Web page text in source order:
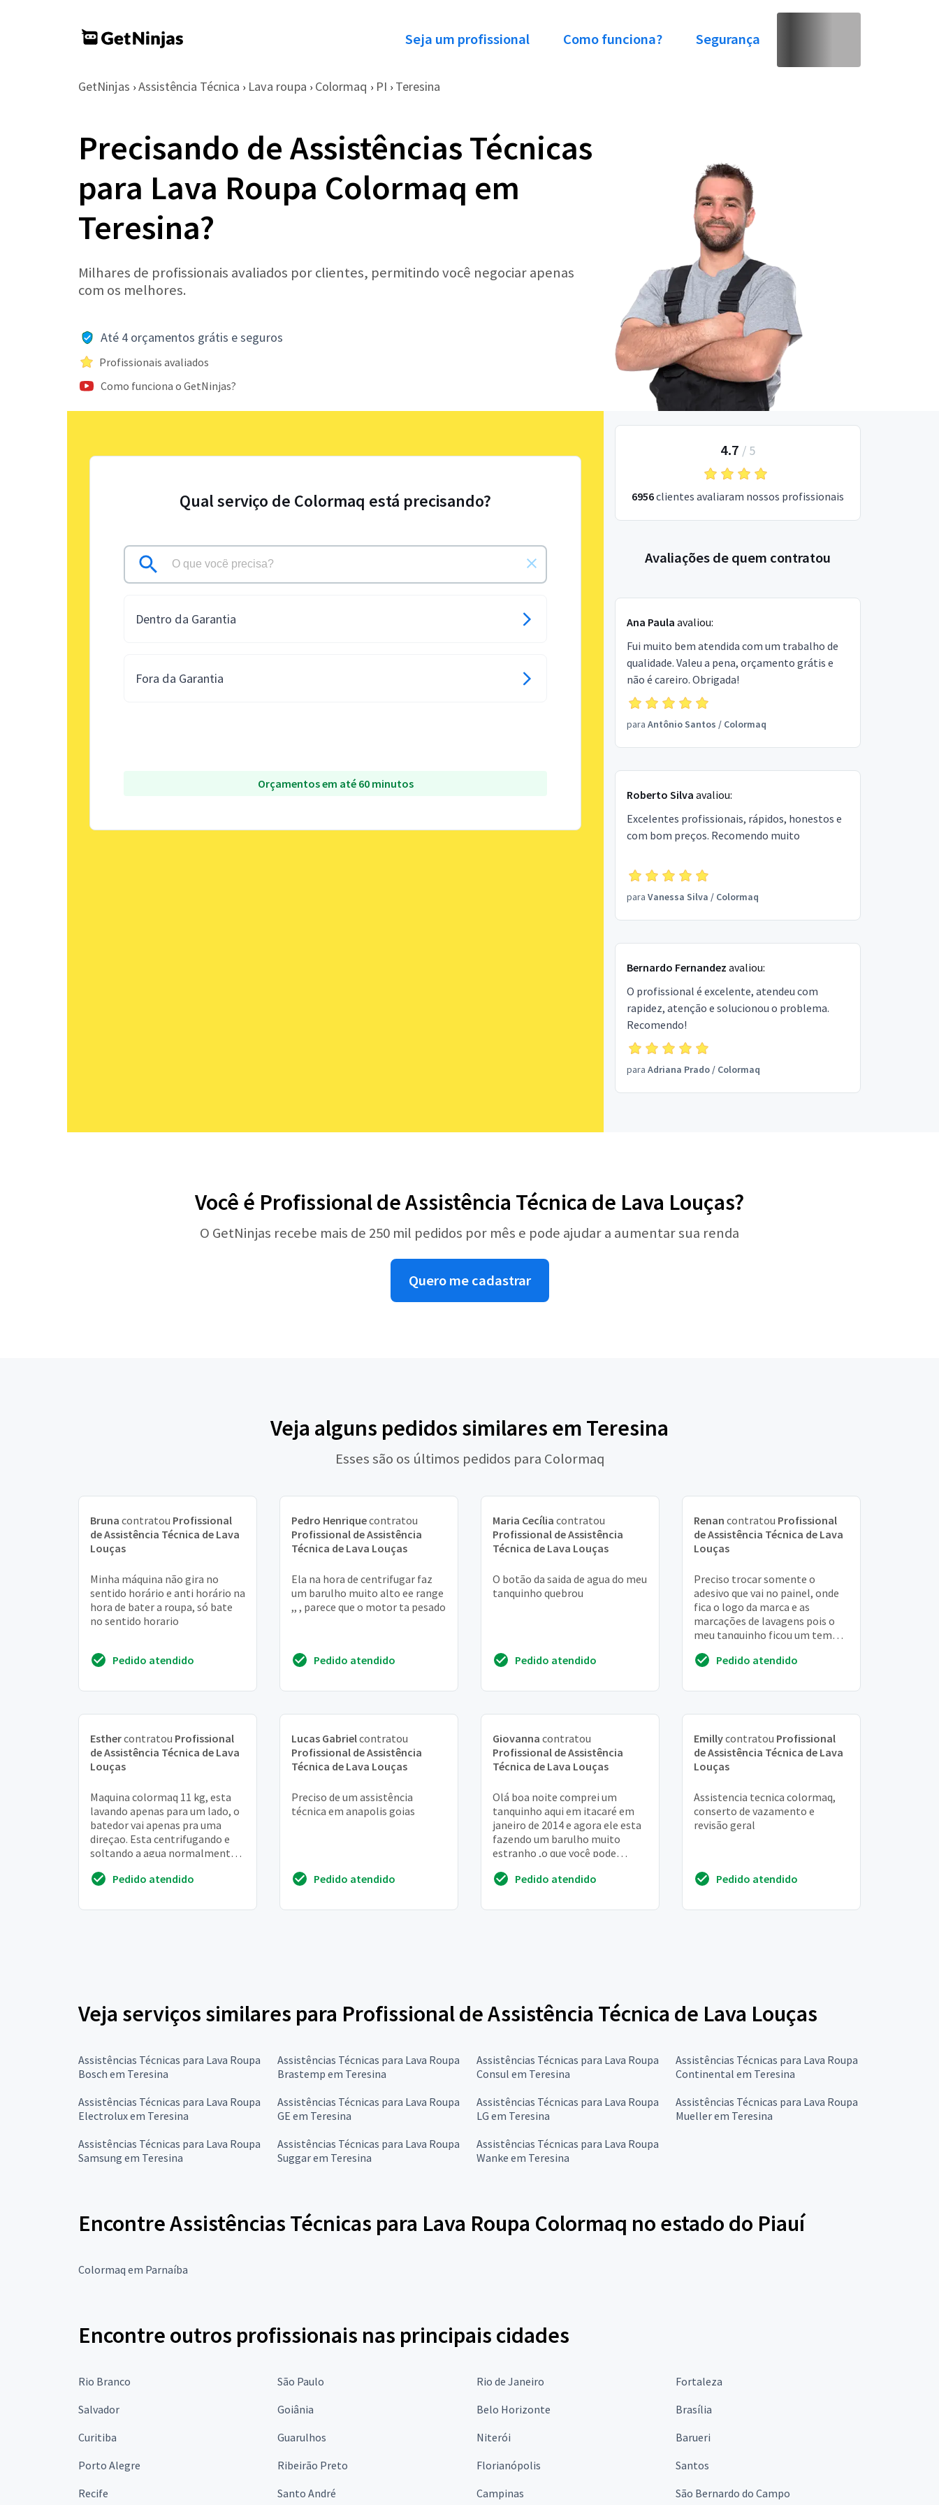
Seja um profissional Como funciona? Segurança
GetNinjas › Assistência Técnica › Lava roupa › Colormaq › PI › Teresina
Precisando de Assistências Técnicas
para Lava Roupa Colormaq em
Teresina?
Milhares de profissionais avaliados por clientes, permitindo você negociar apenas
com os melhores.
Até 4 orçamentos grátis e seguros
Profissionais avaliados
Como funciona o GetNinjas?
Qual serviço de Colormaq está precisando?
Dentro da Garantia
Fora da Garantia
Orçamentos em até 60 minutos
4.7 / 5
6956clientes avaliaram nossos profissionais
Avaliações de quem contratou
Ana Paula avaliou:
Fui muito bem atendida com um trabalho de
qualidade. Valeu a pena, orçamento grátis e
não é careiro. Obrigada!
para Antônio Santos / Colormaq
Roberto Silva avaliou:
Excelentes profissionais, rápidos, honestos e
com bom preços. Recomendo muito
para Vanessa Silva / Colormaq
Bernardo Fernandez avaliou:
O profissional é excelente, atendeu com
rapidez, atenção e solucionou o problema.
Recomendo!
para Adriana Prado/ Colormaq
Você é Profissional de Assistência Técnica de Lava Louças?
O GetNinjas recebe mais de 250 mil pedidos por mês e pode ajudar a aumentar sua renda
Quero me cadastrar
Veja alguns pedidos similares em Teresina
Esses são os últimos pedidos para Colormaq
Bruna contratou Profissional
de Assistência Técnica de Lava
Louças
Minha máquina não gira no
sentido horário e anti horário na
hora de bater a roupa, só bate
no sentido horario
Pedido atendido
Pedro Henriquecontratou
Profissional de Assistência
Técnica de Lava Louças
Ela na hora de centrifugar faz
um barulho muito alto ee range
,, , parece que o motor ta pesado
Pedido atendido
Maria Cecília contratou
Profissional de Assistência
Técnica de Lava Louças
O botão da saida de agua do meu
tanquinho quebrou
Pedido atendido
Renan contratou Profissional
de Assistência Técnica de Lava
Louças
Preciso trocar somente o
adesivo que vai no painel, onde
fica o logo da marca e as
marcações de lavagens pois o
meu tanquinho ficou um tempo
quebrando nos cantos
Pedido atendido
Esthercontratou Profissional
de Assistência Técnica de Lava
Louças
Maquina colormaq 11 kg, esta
lavando apenas para um lado, o
batedor vai apenas pra uma
direçao. Esta centrifugando e
soltando a agua normalmente,
pra um la...
Pedido atendido
Lucas Gabrielcontratou
Profissional de Assistência
Técnica de Lava Louças
Preciso de um assistência
técnica em anapolis goias
Pedido atendido
Giovanna contratou
Profissional de Assistência
Técnica de Lava Louças
Olá boa noite comprei um
tanquinho aqui em itacaré em
janeiro de 2014 e agora ele esta
fazendo um barulho muito
estranho ,o que você pode
Pedido atendido
Emillycontratou Profissional
de Assistência Técnica de Lava
Louças
Assistencia tecnica colormaq,
conserto de vazamento e
revisão geral
Pedido atendido
Veja serviços similares para Profissional de Assistência Técnica de Lava Louças
Assistências Técnicas para Lava Roupa
Bosch em Teresina
Assistências Técnicas para Lava Roupa
Brastemp em Teresina
Assistências Técnicas para Lava Roupa
Consul em Teresina
Assistências Técnicas para Lava Roupa
Continental em Teresina
Assistências Técnicas para Lava Roupa
Electrolux em Teresina
Assistências Técnicas para Lava Roupa
GE em Teresina
Assistências Técnicas para Lava Roupa
LG em Teresina
Assistências Técnicas para Lava Roupa
Mueller em Teresina
Assistências Técnicas para Lava Roupa
Samsung em Teresina
Assistências Técnicas para Lava Roupa
Suggar em Teresina
Assistências Técnicas para Lava Roupa
Wanke em Teresina
Encontre Assistências Técnicas para Lava Roupa Colormaq no estado do Piauí
Colormaq em Parnaíba
Encontre outros profissionais nas principais cidades
Rio Branco São Paulo Rio de Janeiro
Fortaleza
Salvador
Goiânia Belo Horizonte
Brasília
Curitiba
Guarulhos Niterói
Barueri
Porto Alegre
Ribeirão Preto Florianópolis
Santos
Recife
Santo André Campinas São Bernardo do Campo